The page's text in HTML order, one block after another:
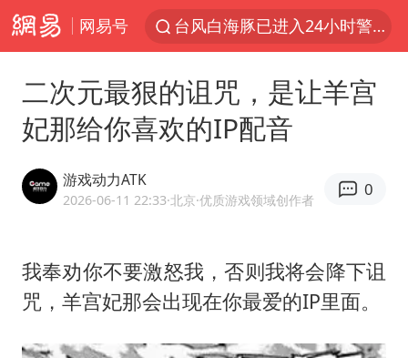
网易号
台风白海豚已进入24小时警戒线
上海：台风白海豚或将带来龙卷风
四川宜宾高县4.9级地震致1死
出口禁令驱动有色板块大涨
38岁演员求职万岁山NPC成功
国乒男单横滨冠军赛全军覆没
二次元最狠的诅咒，是让羊宫
妃那给你喜欢的IP配音
游戏动力ATK
2026-06-11 22:33·北京·优质游戏领域创作者
0
我奉劝你不要激怒我，否则我将会降下诅
咒，羊宫妃那会出现在你最爱的IP里面。